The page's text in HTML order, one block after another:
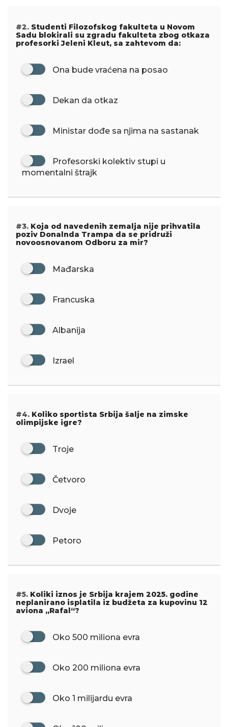
#2. Studenti Filozofskog fakulteta u Novom
Sadu blokirali su zgradu fakulteta zbog otkaza
profesorki Jeleni Kleut, sa zahtevom da:
Ona bude vraćena na posao
Dekan da otkaz
Ministar dođe sa njima na sastanak
Profesorski kolektiv stupi u
momentalni štrajk
#3. Koja od navedenih zemalja nije prihvatila
poziv Donalnda Trampa da se pridruži
novoosnovanom Odboru za mir?
Mađarska
Francuska
Albanija
Izrael
#4. Koliko sportista Srbija šalje na zimske
olimpijske igre?
Troje
Četvoro
Dvoje
Petoro
#5. Koliki iznos je Srbija krajem 2025. godine
neplanirano isplatila iz budžeta za kupovinu 12
aviona „Rafal“?
Oko 500 miliona evra
Oko 200 miliona evra
Oko 1 milijardu evra